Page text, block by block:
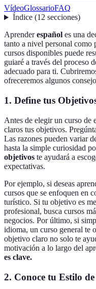
VídeoGlossarioFAQ
Índice(12 secciones)
Aprenderespañol es una
tanto a nivel personal como
cursos disponibles puede
guiaré a través del proceso
adecuado para ti.
ofreceremos algunos
1. Define tus
Antes de elegir un curso de
claros tus objetivos.
Las razones pueden variar
hasta la simple curiosidad
objetivos te ayudará a
expectativas.
Por ejemplo, si deseas
cursos que se enfoquen en
turístico. Si tu objetivo es
profesional, busca cursos
negocios. Por último, si
idioma, un curso general te
objetivo claro no solo te
motivación a lo largo del
es clave.
2. Conoce tu Estilo